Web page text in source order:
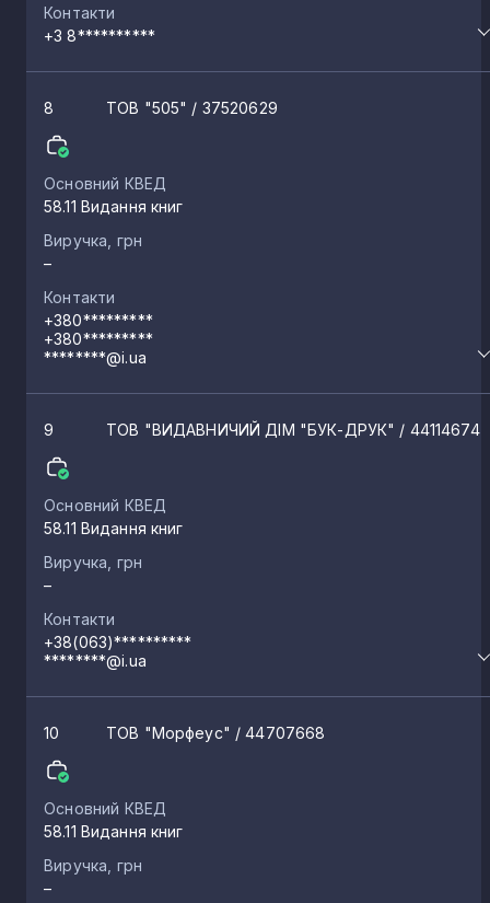
Контакти
+3 8**********
8 ТОВ "505" / 37520629
Основний КВЕД
58.11 Видання книг
Виручка, грн
–
Контакти
+380*********
+380*********
********@i.ua
9 ТОВ "ВИДАВНИЧИЙ ДІМ "БУК-ДРУК" / 44114674
Основний КВЕД
58.11 Видання книг
Виручка, грн
–
Контакти
+38(063)**********
********@i.ua
10 ТОВ "Морфеус" / 44707668
Основний КВЕД
58.11 Видання книг
Виручка, грн
–